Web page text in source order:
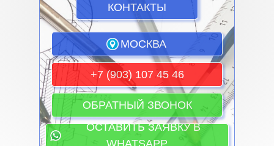
КОНТАКТЫ
ОСТАВИТЬ ЗАЯВКУ В
WHATSAPP
ОБРАТНЫЙ ЗВОНОК
+7 (903) 107 45 46
МОСКВА